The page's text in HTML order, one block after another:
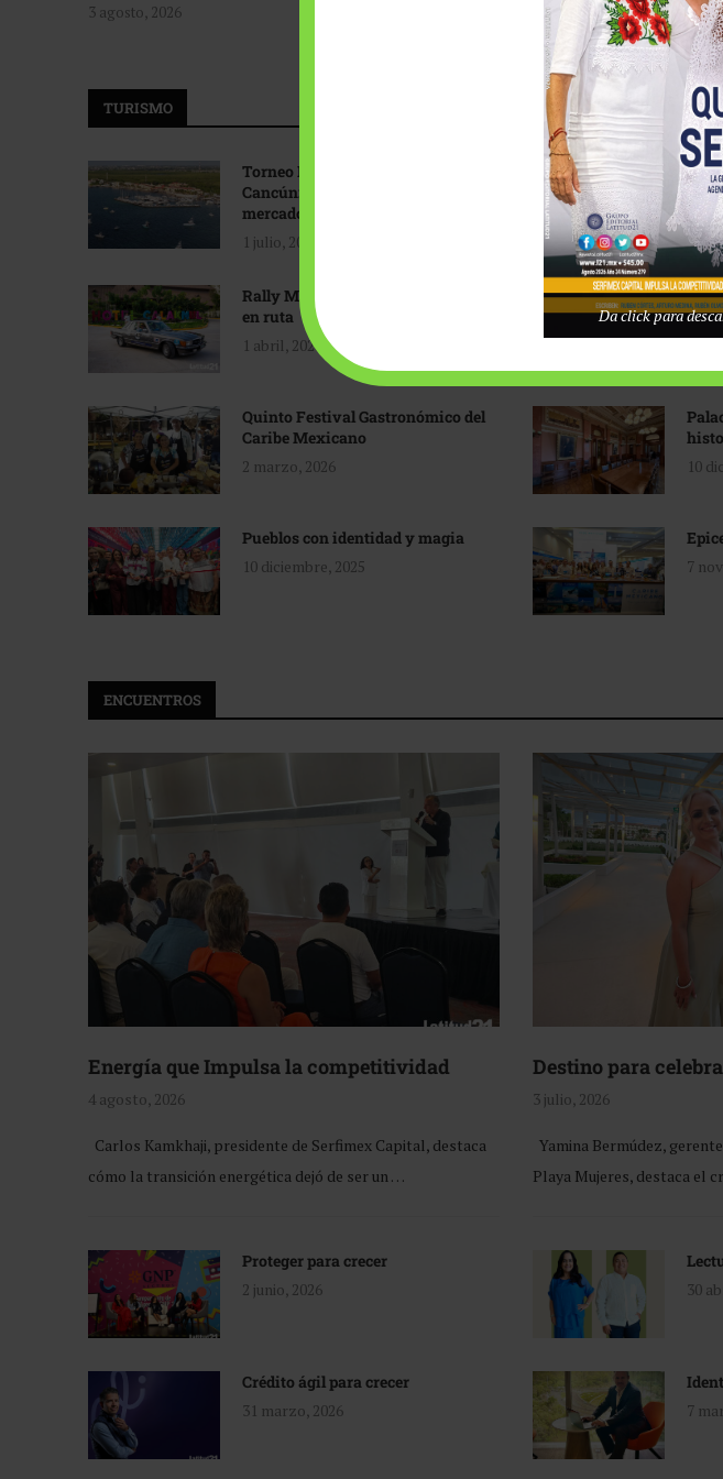
3 agosto, 2026
Tecnológico de Monterrey
3 agosto, 2026
TURISMO
Torneo Internacional de Pesca
Cancún: Navegando hacia nuevos
mercados
1 julio, 2026
1
Rally Maya: Herencia automotriz
en ruta
1 abril, 2026
31
Quinto Festival Gastronómico del
Caribe Mexicano
2 marzo, 2026
10
Pueblos con identidad y magia
10 diciembre, 2025
7
ENCUENTROS
Energía que Impulsa la competitividad
4 agosto, 2026
Carlos Kamkhaji, presidente de Serfimex Capital, destaca
cómo la transición energética dejó de ser un …
Destino para
3 julio, 2026
Yamina Bermúdez,
Playa Mujeres, destaca el
Proteger para crecer
2 junio, 2026
30
Crédito ágil para crecer
31 marzo, 2026
7
Da click para